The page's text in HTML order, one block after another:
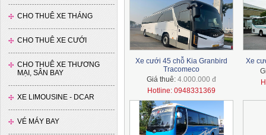
CHO THUÊ XE THÁNG
CHO THUÊ XE CƯỚI
CHO THUÊ XE THƯƠNG
MẠI, SÂN BAY
XE LIMOUSINE - DCAR
VÉ MÁY BAY
Xe 7 chỗ - Ford Everest
Xe cưới 45 chỗ Kia Granbird
Tracomeco
Giá thuê: 4.000.000 đ
Hotline: 0948331369
Xe